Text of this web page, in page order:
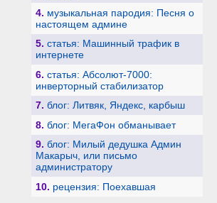
4. музыкальная пародия: Песня о
настоящем админе
5. статья: Машинный трафик в
интернете
6. статья: Абсолют-7000:
инверторный стабилизатор
7. блог: Литвяк, Яндекс, карбыш
8. блог: МегаФон обманывает
9. блог: Милый дедушка Админ
Макарыч, или письмо
администратору
10. рецензия: Поехавшая